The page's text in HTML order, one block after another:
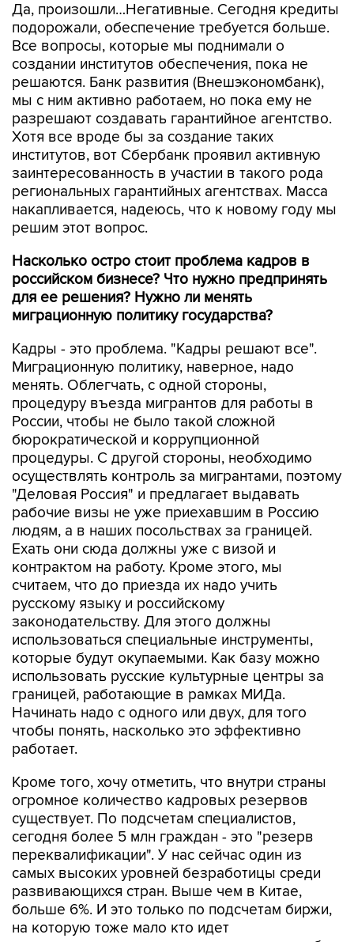
Да, произошли…Негативные. Сегодня кредиты
подорожали, обеспечение требуется больше.
Все вопросы, которые мы поднимали о
создании институтов обеспечения, пока не
решаются. Банк развития (Внешэкономбанк),
мы с ним активно работаем, но пока ему не
разрешают создавать гарантийное агентство.
Хотя все вроде бы за создание таких
институтов, вот Сбербанк проявил активную
заинтересованность в участии в такого рода
региональных гарантийных агентствах. Масса
накапливается, надеюсь, что к новому году мы
решим этот вопрос.
Насколько остро стоит проблема кадров в
российском бизнесе? Что нужно предпринять
для ее решения? Нужно ли менять
миграционную политику государства?
Кадры - это проблема. "Кадры решают все".
Миграционную политику, наверное, надо
менять. Облегчать, с одной стороны,
процедуру въезда мигрантов для работы в
России, чтобы не было такой сложной
бюрократической и коррупционной
процедуры. С другой стороны, необходимо
осуществлять контроль за мигрантами, поэтому
"Деловая Россия" и предлагает выдавать
рабочие визы не уже приехавшим в Россию
людям, а в наших посольствах за границей.
Ехать они сюда должны уже с визой и
контрактом на работу. Кроме этого, мы
считаем, что до приезда их надо учить
русскому языку и российскому
законодательству. Для этого должны
использоваться специальные инструменты,
которые будут окупаемыми. Как базу можно
использовать русские культурные центры за
границей, работающие в рамках МИДа.
Начинать надо с одного или двух, для того
чтобы понять, насколько это эффективно
работает.
Кроме того, хочу отметить, что внутри страны
огромное количество кадровых резервов
существует. По подсчетам специалистов,
сегодня более 5 млн граждан - это "резерв
переквалификации". У нас сейчас один из
самых высоких уровней безработицы среди
развивающихся стран. Выше чем в Китае,
больше 6%. И это только по подсчетам биржи,
на которую тоже мало кто идет